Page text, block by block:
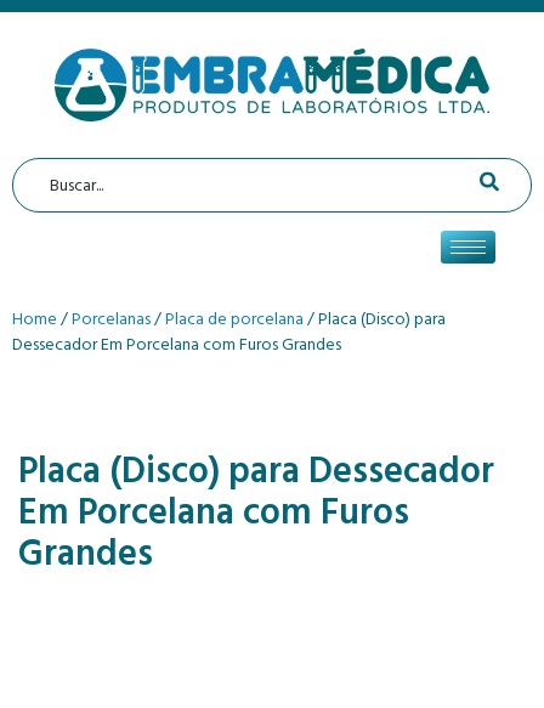
Home/Porcelanas/Placa de porcelana/ Placa (Disco) para
Dessecador Em Porcelana com Furos Grandes
Placa (Disco) para Dessecador
Em Porcelana com Furos
Grandes